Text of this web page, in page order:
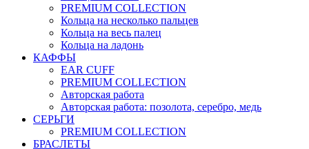
PREMIUM COLLECTION
Кольца на несколько пальцев
Кольца на весь палец
Кольца на ладонь
КАФФЫ
EAR CUFF
PREMIUM COLLECTION
Авторская работа
Авторская работа: позолота, серебро, медь
СЕРЬГИ
PREMIUM COLLECTION
БРАСЛЕТЫ